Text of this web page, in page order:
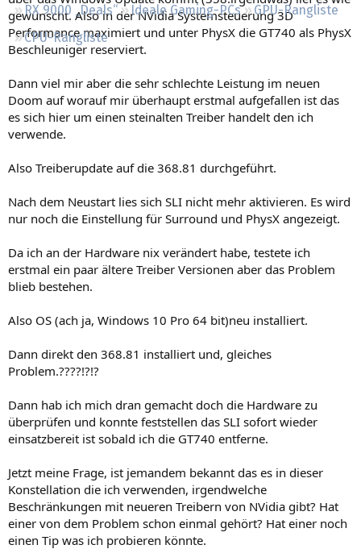
RX 9000 „Deals“
Ideale Gaming-PCs
GPU-Rangliste
CPU-Rangliste
gewünscht. Also in der NVidia Systemsteuerung 3D
Performance maximiert und unter PhysX die GT740 als PhysX
Beschleuniger reserviert.
Dann viel mir aber die sehr schlechte Leistung im neuen
Doom auf worauf mir überhaupt erstmal aufgefallen ist das
es sich hier um einen steinalten Treiber handelt den ich
verwende.
Also Treiberupdate auf die 368.81 durchgeführt.
Nach dem Neustart lies sich SLI nicht mehr aktivieren. Es wird
nur noch die Einstellung für Surround und PhysX angezeigt.
Da ich an der Hardware nix verändert habe, testete ich
erstmal ein paar ältere Treiber Versionen aber das Problem
blieb bestehen.
Also OS (ach ja, Windows 10 Pro 64 bit)neu installiert.
Dann direkt den 368.81 installiert und, gleiches
Problem.????!?!?
Dann hab ich mich dran gemacht doch die Hardware zu
überprüfen und konnte feststellen das SLI sofort wieder
einsatzbereit ist sobald ich die GT740 entferne.
Jetzt meine Frage, ist jemandem bekannt das es in dieser
Konstellation die ich verwenden, irgendwelche
Beschränkungen mit neueren Treibern von NVidia gibt? Hat
einer von dem Problem schon einmal gehört? Hat einer noch
einen Tip was ich probieren könnte.